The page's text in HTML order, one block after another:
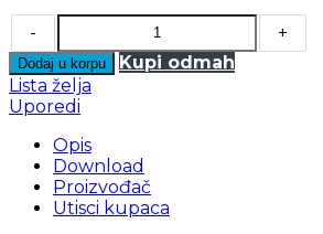
- +
Dodaj u korpu
Kupi odmah
Lista želja
Uporedi
Opis
Download
Proizvođač
Utisci kupaca